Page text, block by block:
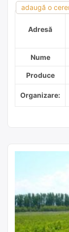
adaugă o
adaugă o
Adresă
Nume
Produce
Organizare: